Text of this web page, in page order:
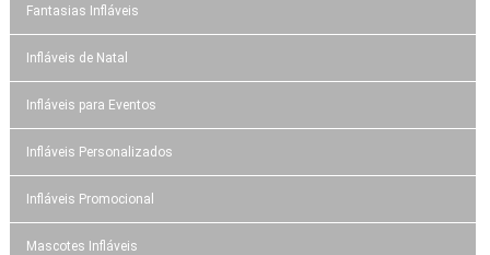
Fantasias Infláveis
Infláveis de Natal
Infláveis para Eventos
Infláveis Personalizados
Infláveis Promocional
Mascotes Infláveis